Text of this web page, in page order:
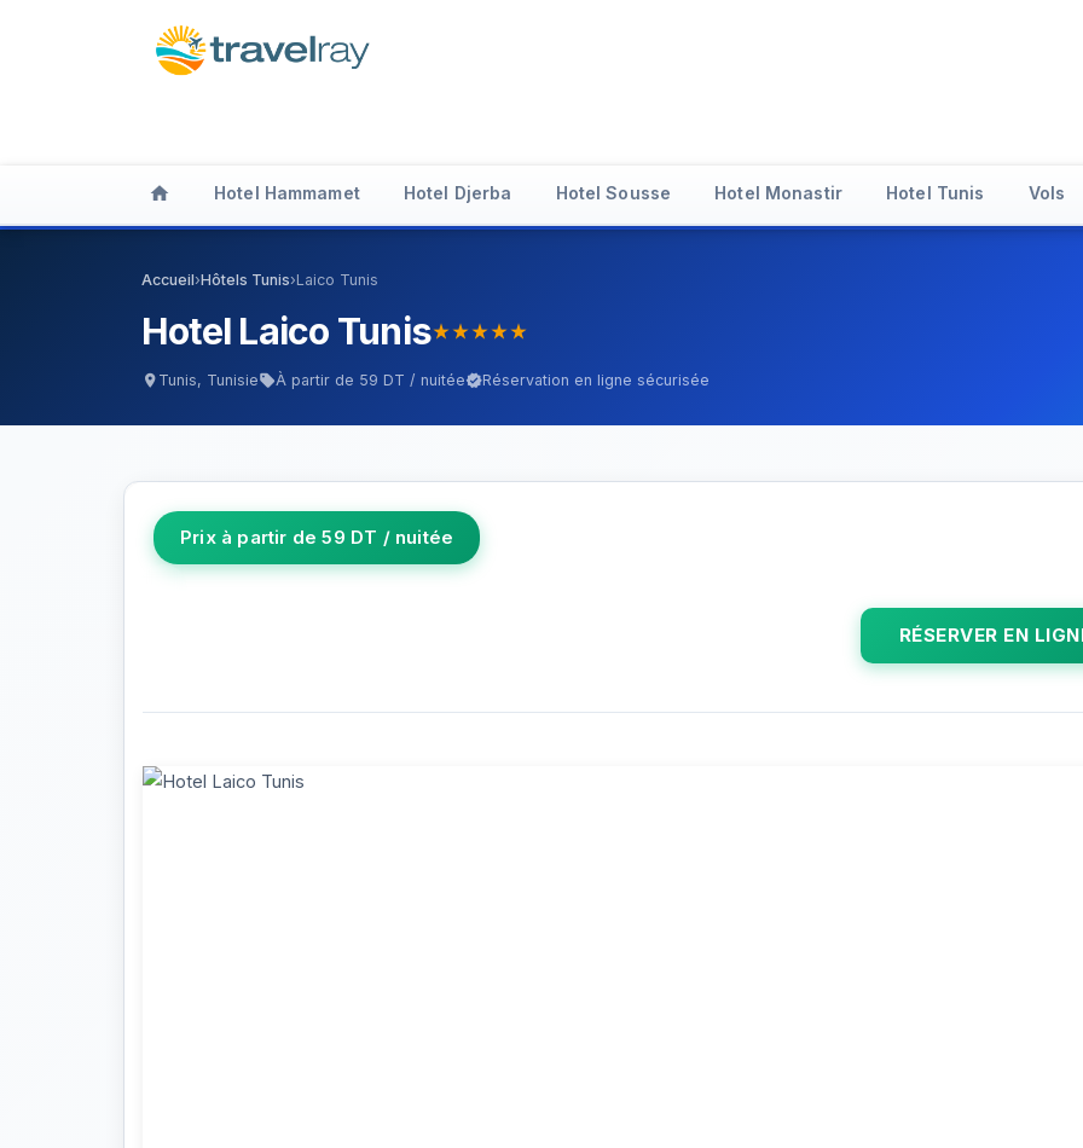
home Hotel Hammamet Hotel Djerba Hotel Sousse Hotel Monastir Hotel Tunis Vols
Accueil›Hôtels Tunis›Laico Tunis
Hotel Laico Tunisstar_ratestar_ratestar_ratestar_ratestar_rate
location_on Tunis, TunisiesellÀ partir de 59 DT / nuitéeverifiedRéservation en ligne sécurisée
Prix à partir de 59 DT / nuitée
RÉSERVER EN